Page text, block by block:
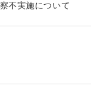
不実施について